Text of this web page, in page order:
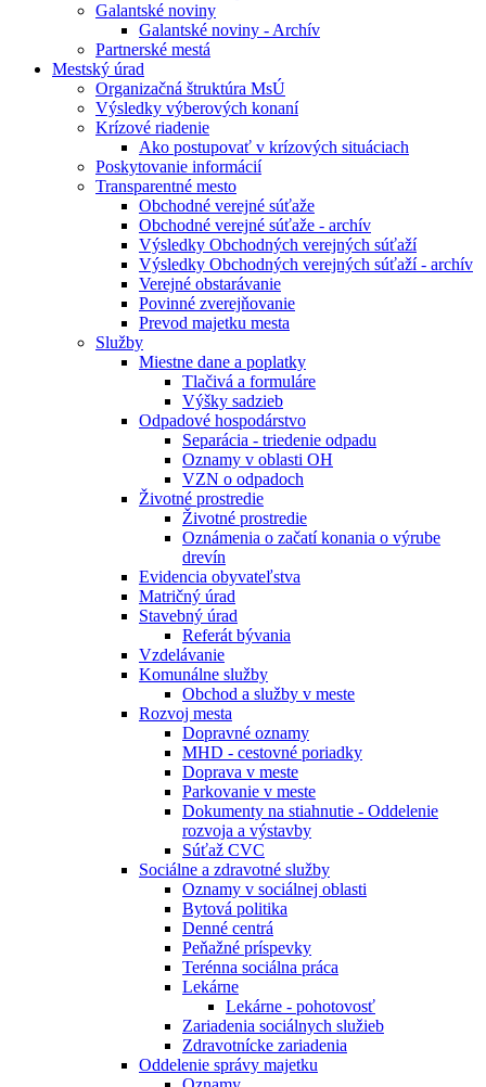
Galantské noviny
Galantské noviny - Archív
Partnerské mestá
Mestský úrad
Organizačná štruktúra MsÚ
Výsledky výberových konaní
Krízové riadenie
Ako postupovať v krízových situáciach
Poskytovanie informácií
Transparentné mesto
Obchodné verejné súťaže
Obchodné verejné súťaže - archív
Výsledky Obchodných verejných súťaží
Výsledky Obchodných verejných súťaží - archív
Verejné obstarávanie
Povinné zverejňovanie
Prevod majetku mesta
Služby
Miestne dane a poplatky
Tlačivá a formuláre
Výšky sadzieb
Odpadové hospodárstvo
Separácia - triedenie odpadu
Oznamy v oblasti OH
VZN o odpadoch
Životné prostredie
Životné prostredie
Oznámenia o začatí konania o výrube
drevín
Evidencia obyvateľstva
Matričný úrad
Stavebný úrad
Referát bývania
Vzdelávanie
Komunálne služby
Obchod a služby v meste
Rozvoj mesta
Dopravné oznamy
MHD - cestovné poriadky
Doprava v meste
Parkovanie v meste
Dokumenty na stiahnutie - Oddelenie
rozvoja a výstavby
Súťaž CVC
Sociálne a zdravotné služby
Oznamy v sociálnej oblasti
Bytová politika
Denné centrá
Peňažné príspevky
Terénna sociálna práca
Lekárne
Lekárne - pohotovosť
Zariadenia sociálnych služieb
Zdravotnícke zariadenia
Oddelenie správy majetku